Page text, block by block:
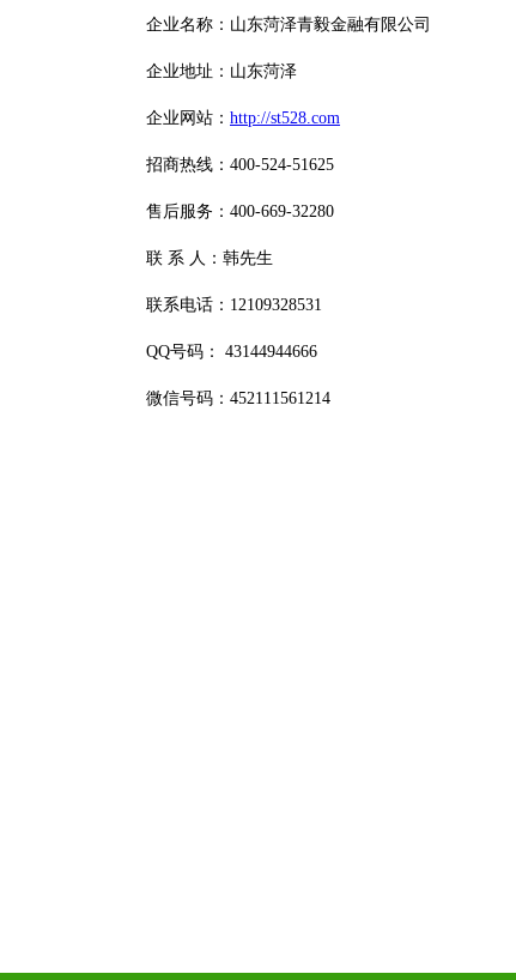
企业名称：山东菏泽青毅金融有限公司
企业地址：山东菏泽
企业网站： http://st528.com
招商热线：400-524-51625
售后服务：400-669-32280
联 系 人：韩先生
联系电话：12109328531
QQ号码： 43144944666
微信号码：452111561214